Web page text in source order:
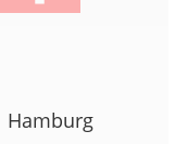
Hamburg